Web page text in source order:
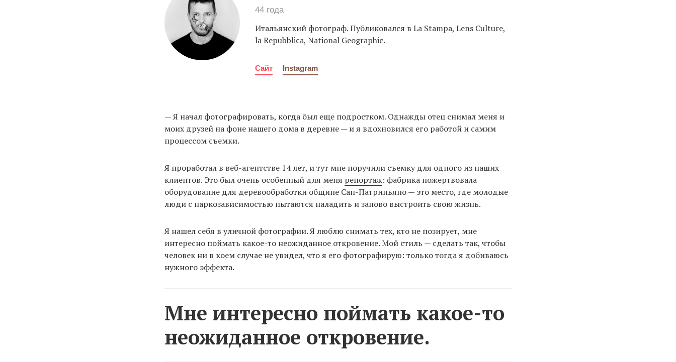
44 года
Итальянский фотограф. Публиковался в La Stampa, Lens Culture,
la Repubblica, National Geographic.
Сайт Instagram
— Я начал фотографировать, когда был еще подростком. Однажды отец снимал меня и
моих друзей на фоне нашего дома в деревне — и я вдохновился его работой и самим
процессом съемки.
Я проработал в веб-агентстве 14 лет, и тут мне поручили съемку для одного из наших
клиентов. Это был очень особенный для меня репортаж: фабрика пожертвовала
оборудование для деревообработки общине Сан-Патриньяно — это место, где молодые
люди с наркозависимостью пытаются наладить и заново выстроить свою жизнь.
Я нашел себя в уличной фотографии. Я люблю снимать тех, кто не позирует, мне
интересно поймать какое-то неожиданное откровение. Мой стиль — сделать так, чтобы
человек ни в коем случае не увидел, что я его фотографирую: только тогда я добиваюсь
нужного эффекта.
Мне интересно поймать какое-то
неожиданное откровение.